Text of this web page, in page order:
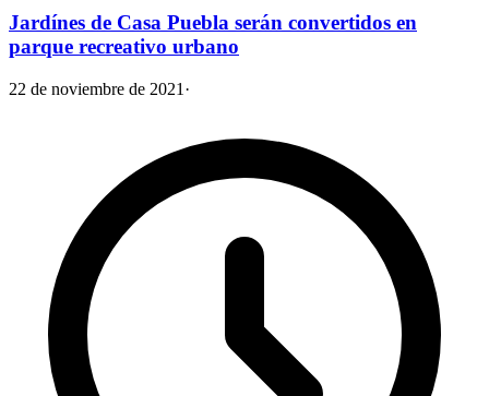
Jardínes de Casa Puebla serán convertidos en
parque recreativo urbano
22 de noviembre de 2021 ·